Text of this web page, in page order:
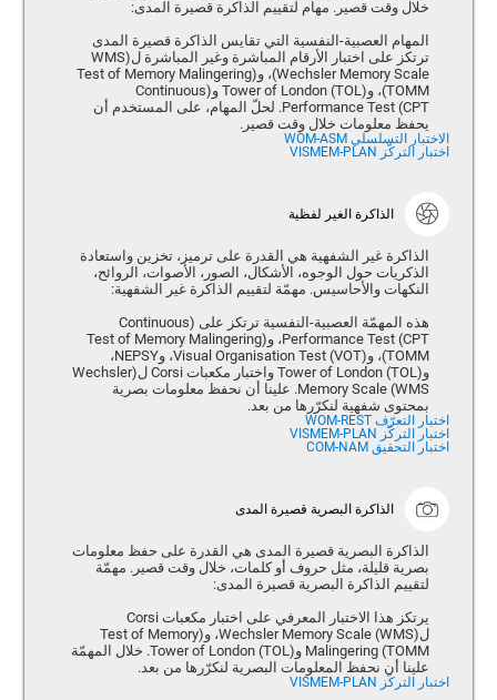
خلال وقت قصير. مهام لتقييم الذاكرة قصيرة المدى:
المهام العصبية-النفسية التي تقايس الذاكرة قصيرة المدى
ترتكز على اختبار الأرقام المباشرة وغير المباشرة ل(WMS
(Wechsler Memory Scale، و(Test of Memory Malingering
(TOMM، و(Tower of London (TOL و(Continuous
Performance Test (CPT. لحلّ المهام، على المستخدم أن
يحفظ معلومات خلال وقت قصير.
الاختبار التسلسلي WOM-ASM
اختبار التركّز VISMEM-PLAN
الذاكرة الغير لفظية
الذاكرة غير الشفهية هي القدرة على ترميز، تخزين واستعادة
الذكريات حول الوجوه، الأشكال، الصور، الأصوات، الروائح،
النكهات والأحاسيس. مهمّة لتقييم الذاكرة غير الشفهية:
هذه المهمّة العصبية-النفسية ترتكز على (Continuous
Performance Test (CPT، و(Test of Memory Malingering
(TOMM، و(Visual Organisation Test (VOT، وNEPSY،
و(Tower of London (TOL واختبار مكعبات Corsi ل(Wechsler
Memory Scale (WMS. علينا أن نحفظ معلومات بصرية
بمحتوى شفهية لنكرّرها من بعد.
اختبار التعرّف WOM-REST
اختبار التركّز VISMEM-PLAN
اختبار التحقيق COM-NAM
الذاكرة البصرية قصيرة المدى
الذاكرة البصرية قصيرة المدى هي القدرة على حفظ معلومات
بصرية قليلة، مثل حروف أو كلمات، خلال وقت قصير. مهمّة
لتقييم الذاكرة البصرية قصيرة المدى:
يرتكز هذا الاختبار المعرفي على اختبار مكعبات Corsi
ل(Wechsler Memory Scale (WMS، و(Test of Memory
Malingering (TOMM و(Tower of London (TOL. خلال المهمّة
علينا أن نحفظ المعلومات البصرية لنكرّرها من بعد.
اختبار التركّز VISMEM-PLAN